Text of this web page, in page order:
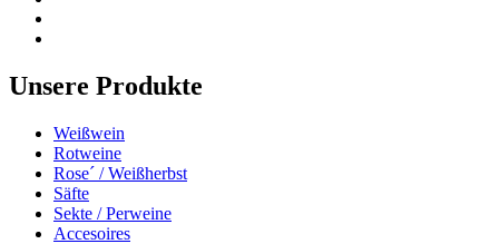
Unsere Produkte
Weißwein
Rotweine
Rose´ / Weißherbst
Säfte
Sekte / Perweine
Accesoires